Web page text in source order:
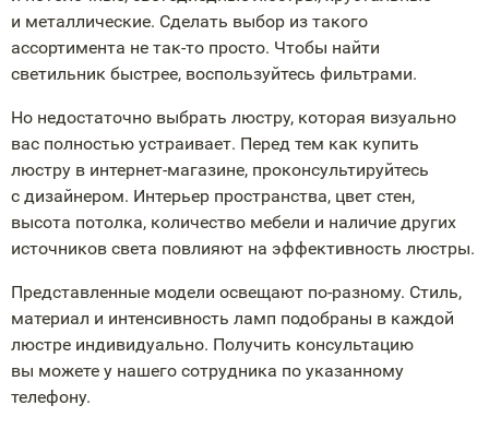
и металлические. Сделать выбор из такого
ассортимента не так-то просто. Чтобы найти
светильник быстрее, воспользуйтесь фильтрами.
Но недостаточно выбрать люстру, которая визуально
вас полностью устраивает. Перед тем как купить
люстру в интернет-магазине, проконсультируйтесь
с дизайнером. Интерьер пространства, цвет стен,
высота потолка, количество мебели и наличие других
источников света повлияют на эффективность люстры.
Представленные модели освещают по-разному. Стиль,
материал и интенсивность ламп подобраны в каждой
люстре индивидуально. Получить консультацию
вы можете у нашего сотрудника по указанному
телефону.